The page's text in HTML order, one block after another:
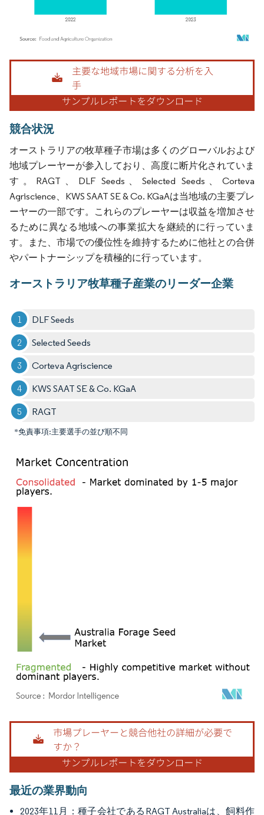
画像 © Mordor Intelligence。再利用にはCC BY 4.0の表示が必要です。
競合状況
オーストラリアの牧草種子市場は多くのグローバルおよび
地域プレーヤーが参入しており、高度に断片化されていま
す。RAGT、DLF Seeds、Selected Seeds、Corteva
Agriscience、KWS SAAT SE & Co. KGaAは当地域の主要プレ
ーヤーの一部です。これらのプレーヤーは収益を増加させ
るために異なる地域への事業拡大を継続的に行っていま
す。また、市場での優位性を維持するために他社との合併
やパートナーシップを積極的に行っています。
オーストラリア牧草種子産業のリーダー企業
DLF Seeds
Selected Seeds
Corteva Agriscience
KWS SAAT SE & Co. KGaA
RAGT
*免責事項:主要選手の並び順不同
画像 © Mordor Intelligence。再利用にはCC BY 4.0の表示が必要です。
最近の業界動向
2023年11月：種子会社であるRAGT Australiaは、飼料作